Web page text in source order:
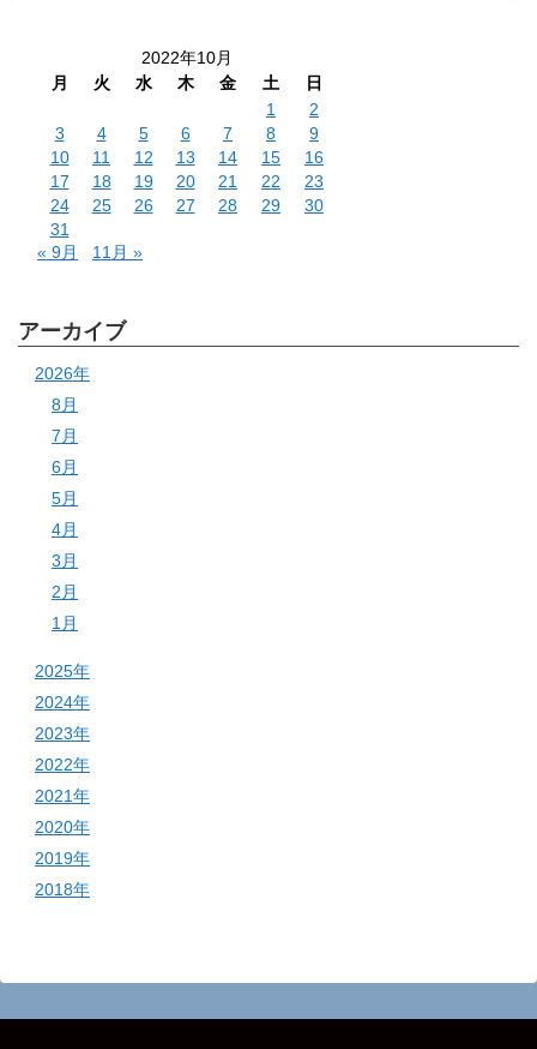
2022年10月
月
火 水 木 金 土
日
1
2
3
4 5 6 7 8
9
10
11 12 13 14 15
16
17
18 19 20 21 22
23
24
25 26 27 28 29
30
31
« 9月
11月 »
アーカイブ
2026年
8月
7月
6月
5月
4月
3月
2月
1月
2025年
2024年
2023年
2022年
2021年
2020年
2019年
2018年